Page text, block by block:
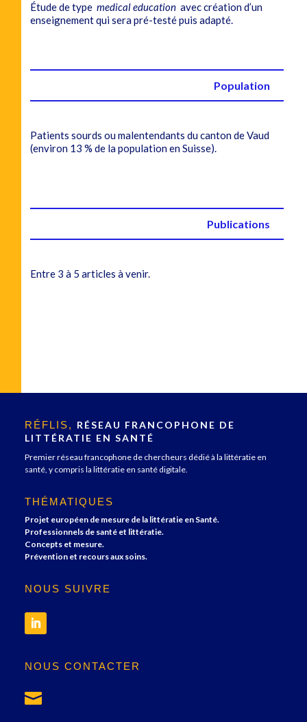
Étude de type medical educationavec création d’un
enseignement qui sera pré-testé puis adapté.
Population
Patients sourds ou malentendants du canton de Vaud
(environ 13 % de la population en Suisse).
Publications
Entre 3 à 5 articles à venir.
RÉFLIS, RÉSEAU FRANCOPHONE DE
LITTÉRATIE EN SANTÉ
Premier réseau francophone de chercheurs dédié à la littératie en
santé, y compris la littératie en santé digitale.
THÉMATIQUES
Projet européen de mesure de la littératie en Santé.
Professionnels de santé et littératie.
Concepts et mesure.
Prévention et recours aux soins.
NOUS SUIVRE
NOUS CONTACTER
